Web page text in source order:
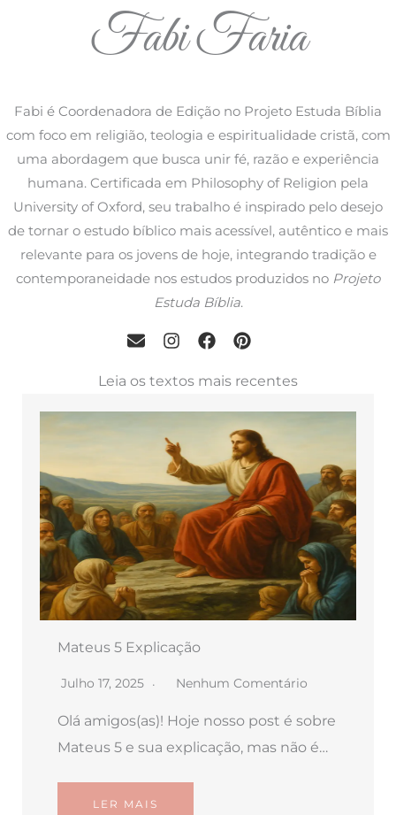
Fabi Faria
Fabi é Coordenadora de Edição no Projeto Estuda Bíblia
com foco em religião, teologia e espiritualidade cristã, com
uma abordagem que busca unir fé, razão e experiência
humana. Certificada em Philosophy of Religion pela
University of Oxford, seu trabalho é inspirado pelo desejo
de tornar o estudo bíblico mais acessível, autêntico e mais
relevante para os jovens de hoje, integrando tradição e
contemporaneidade nos estudos produzidos no Projeto
Estuda Bíblia.
Leia os textos mais recentes
Mateus 5 Explicação
Julho 17, 2025 Nenhum Comentário
Olá amigos(as)! Hoje nosso post é sobre
Mateus 5 e sua explicação, mas não é…
LER MAIS